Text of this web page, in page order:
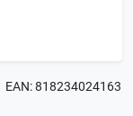
EAN: 818234024163